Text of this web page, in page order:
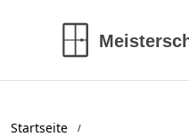
Startseite